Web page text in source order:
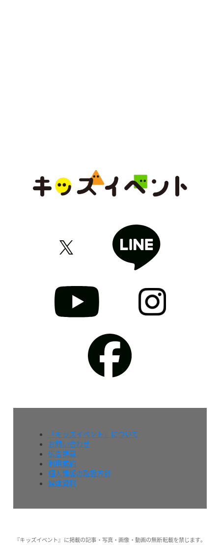
『キッズイベント』について
お問い合わせ
広告掲載
利用規約
個人情報の取扱方針
媒体資料
『キッズイベント』に掲載の記事・写真・画像・動画の無断転載を禁じます。